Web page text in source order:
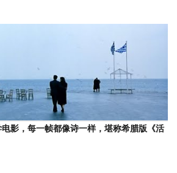
电影，每一帧都像诗一样，堪称希腊版《活